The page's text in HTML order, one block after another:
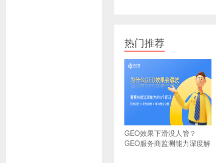
热门推荐
GEO效果下滑没人管？
GEO服务商监测能力深度解